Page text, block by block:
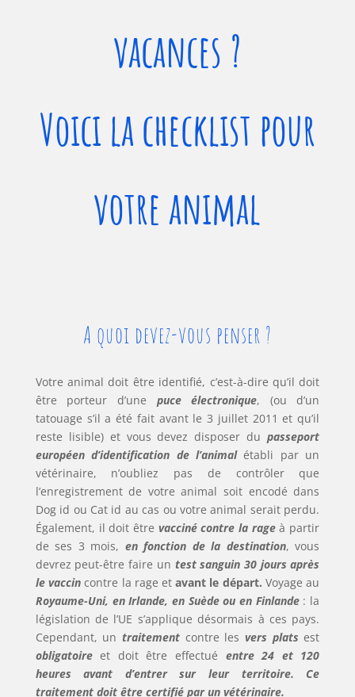
vacances ?
Voici la checklist pour
votre animal
A quoi devez-vous penser ?
Votre animal doit être identifié, c’est-à-dire qu’il doit
être porteur d’une puce électronique, (ou d’un
tatouage s’il a été fait avant le 3 juillet 2011 et qu’il
reste lisible) et vous devez disposer du passeport
européen d’identification de l’animalétabli par un
vétérinaire, n’oubliez pas de contrôler que
l’enregistrement de votre animal soit encodé dans
Dog id ou Cat id au cas ou votre animal serait perdu.
Également, il doit être vacciné contre la rageà partir
de ses 3 mois, en fonction de la destination, vous
devrez peut-être faire un test sanguin 30 jours après
le vaccin contre la rage etavant le départ. Voyage au
Royaume-Uni, en Irlande, en Suède ou en Finlande: la
législation de l’UE s’applique désormais à ces pays.
Cependant, un traitement contre les vers plats est
obligatoireet doit être effectué entre 24 et 120
heures avant d’entrer sur leur territoire. Ce
traitement doit être certifié par un vétérinaire.